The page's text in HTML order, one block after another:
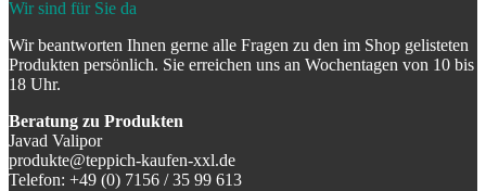
Wir sind für Sie da
Wir beantworten Ihnen gerne alle Fragen zu den im Shop gelisteten
Produkten persönlich. Sie erreichen uns an Wochentagen von 10 bis
18 Uhr.
Beratung zu Produkten
Javad Valipor
produkte@teppich-kaufen-xxl.de
Telefon: +49 (0) 7156 / 35 99 613